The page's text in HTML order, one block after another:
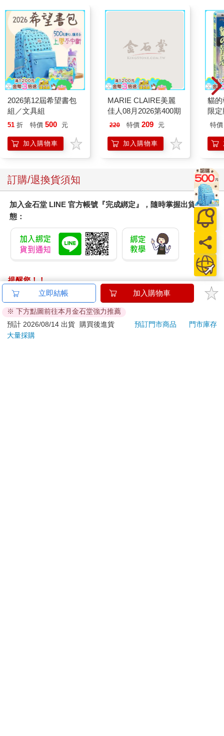
2026第12屆希望書包
組／文具組
51 折 特價 500 元
加入購物車
MARIE CLAIRE美麗
佳人08月2026第400期
220 特價 209 元
加入購物車
貓
限
特價
訂購/退換貨須知
加入金石堂 LINE 官方帳號『完成綁定』，隨時掌握出貨動
態：
提醒您！！
金石堂及銀行均不會請您操作ATM! 如接獲電話要求您前往
ATM提款機，請不要聽從指示，以免受騙上當！
退換貨須知：
**提醒您，鑑賞期不等於試用期，退回商品須為全新狀態**
立即結帳 加入購物車
※ 下方點圖前往本月金石堂強力推薦
預計 2026/08/14 出貨
購買後進貨 預訂門市商品
門市庫存
大量採購